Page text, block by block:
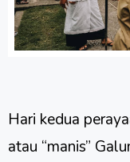
Hari kedua
atau “manis”